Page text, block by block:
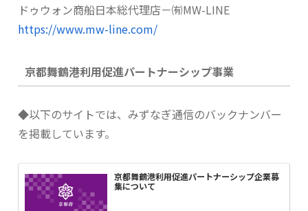
ドゥウォン商船日本総代理店－㈲MW-LINE
https://www.mw-line.com/
京都舞鶴港利用促進パートナーシップ事業
◆以下のサイトでは、みずなぎ通信のバックナンバー
を掲載しています。
京都舞鶴港利用促進パートナーシップ企業募
集について